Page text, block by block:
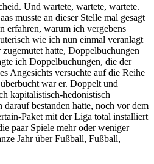
Und wartete, wartete, wartete.
musste an dieser Stelle mal gesagt
erfahren, warum ich vergebens
wie ich nun einmal veranlagt
hatte, Doppelbuchungen
ich Doppelbuchungen, die der
Angesichts versuchte auf die Reihe
war er. Doppelt und
kapitalistisch-hedonistisch
darauf bestanden hatte, noch vor dem
Paket mit der Liga total installiert
paar Spiele mehr oder weniger
Jahr über Fußball, Fußball,